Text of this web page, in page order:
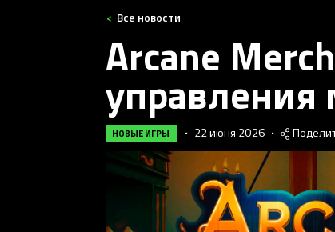
Все новости
Arcane
управления
НОВЫЕ ИГРЫ • 22 июня 2026 •